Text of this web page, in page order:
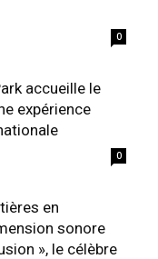
0
accueille le
expérience
0
en
sonore
», le célèbre